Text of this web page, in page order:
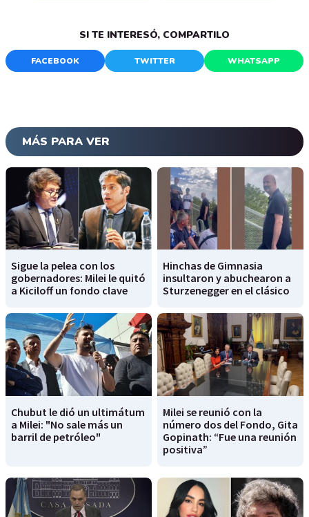
SI TE INTERESÓ, COMPARTILO
FACEBOOK TWITTER WHATSAPP
MÁS PARA VER
Sigue la pelea con los
gobernadores: Milei le quitó
a Kiciloff un fondo clave
Hinchas de Gimnasia
insultaron y abuchearon a
Sturzenegger en el clásico
Chubut le dió un ultimátum
a Milei: "No sale más un
barril de petróleo"
Milei se reunió con la
número dos del Fondo, Gita
Gopinath: “Fue una reunión
positiva”